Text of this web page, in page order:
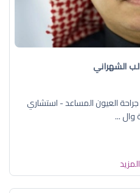
الشهراني
العيون المساعد - استشاري
وال ...